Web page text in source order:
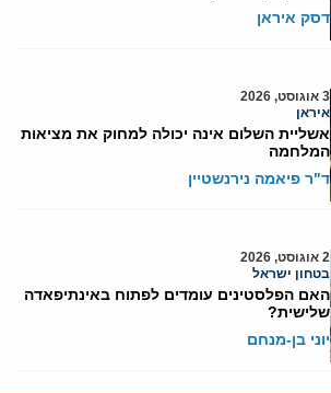
דסק איראן
3 אוגוסט, 2026
איראן
אשליית השלום אינה יכולה למחוק את מציאות
המלחמה
ד"ר פיאמה נירנשטיין
2 אוגוסט, 2026
בטחון ישראל
האם הפלסטינים עומדים לפתוח באינתיפאדה
שלישית?
יוני בן-מנחם